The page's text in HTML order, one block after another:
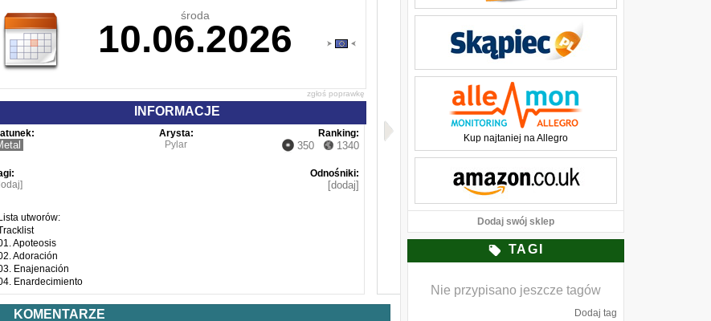
środa
10.06.2026
zgłoś poprawkę
INFORMACJE
Arysta:
Pylar
Ranking:
350 1340
Odnośniki:
[dodaj]
Lista utworów:
Apoteosis
Adoración
Enajenación
Enardecimiento
KOMENTARZE
Kup najtaniej na Allegro
Dodaj swój sklep
TAGI
Nie przypisano jeszcze tagów
Dodaj tag